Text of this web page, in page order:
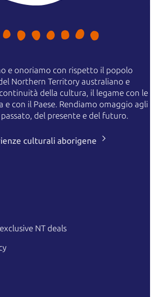
e onoriamo con rispetto il popolo
Northern Territory australiano e
della cultura, il legame con le
e con il Paese. Rendiamo omaggio agli
del presente e del futuro.
culturali aborigene
NT deals